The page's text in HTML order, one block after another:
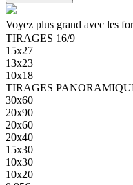
Voyez plus grand avec les
TIRAGES 16/9
15x27
13x23
10x18
TIRAGES
30x60
20x90
20x60
20x40
15x30
10x30
10x20